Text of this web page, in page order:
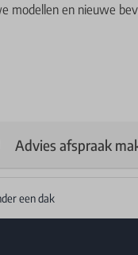
modellen en nieuwe
Advies afspraak
een dak